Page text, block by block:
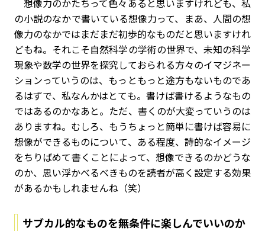
の小説のなかで書いている想像力って、まあ、人間の想
像力のなかではまだまだ初歩的なものだと思いますけれ
どもね。それこそ自然科学の学術の世界で、未知の科学
現象や数学の世界を探究しておられる方々のイマジネー
ションっていうのは、もっともっと途方もないものであ
るはずで、私なんかはとても。書けば書けるようなもの
ではあるのかなあと。ただ、書くのが大変っていうのは
ありますね。むしろ、もうちょっと簡単に書けば容易に
想像ができるものについて、ある程度、詩的なイメージ
をちりばめて書くことによって、想像できるのかどうな
のか、思い浮かべるべきものを読者が高く設定する効果
があるかもしれませんね（笑）
サブカル的なものを無条件に楽しんでいいのか